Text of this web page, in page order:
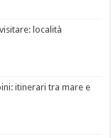
località
itinerari tra mare e